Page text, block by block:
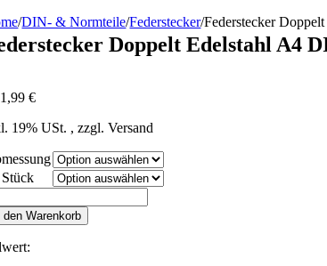
/DIN- & Normteile/Federstecker/Federstecker
Doppelt Edelstahl A4
1,99€
19% USt. , zzgl. Versand
Stück
den Warenkorb